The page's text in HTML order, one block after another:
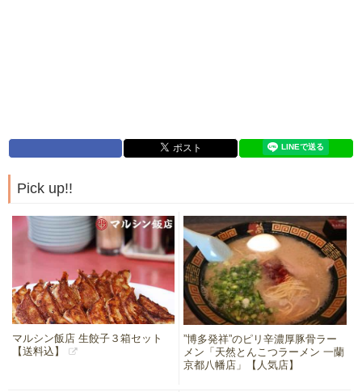
Pick up!!
マルシン飯店 生餃子３箱セット
【送料込】
”博多発祥”のピリ辛濃厚豚骨ラー
メン「天然とんこつラーメン 一蘭
京都八幡店」【人気店】